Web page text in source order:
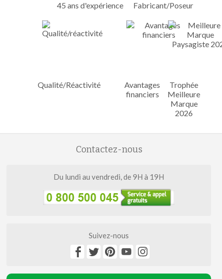
45 ans d'expérience Fabricant/Poseur
Qualité/Réactivité
Avantages
financiers
Trophée
Meilleure
Marque
2026
Contactez-nous
Du lundi au vendredi, de 9H à 19H
Suivez-nous